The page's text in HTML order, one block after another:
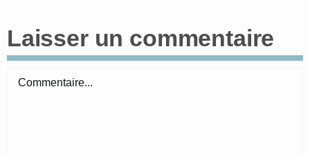
Laisser un commentaire
Commentaire